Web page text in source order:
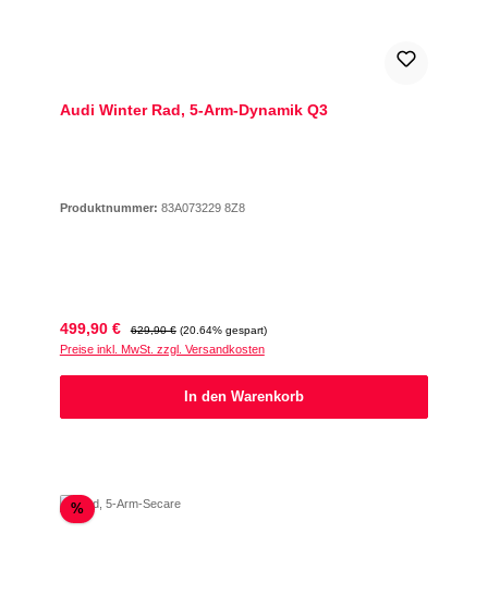
Audi Winter Rad, 5-Arm-Dynamik Q3
Produktnummer: 83A073229 8Z8
Verkaufspreis:
499,90 € Regulärer Preis:
629,90 € (20.64% gespart)
Preise inkl. MwSt. zzgl. Versandkosten
In den Warenkorb
%Rabatt